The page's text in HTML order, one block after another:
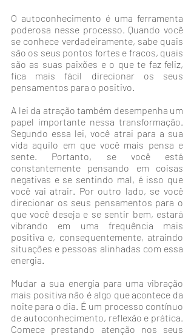
O autoconhecimento é uma ferramenta
poderosa nesse processo. Quando você
se conhece verdadeiramente, sabe quais
são os seus pontos fortes e fracos, quais
são as suas paixões e o que te faz feliz,
fica mais fácil direcionar os seus
pensamentos para o positivo.
A lei da atração também desempenha um
papel importante nessa transformação.
Segundo essa lei, você atrai para a sua
vida aquilo em que você mais pensa e
sente. Portanto, se você está
constantemente pensando em coisas
negativas e se sentindo mal, é isso que
você vai atrair. Por outro lado, se você
direcionar os seus pensamentos para o
que você deseja e se sentir bem, estará
vibrando em uma frequência mais
positiva e, consequentemente, atraindo
situações e pessoas alinhadas com essa
energia.
Mudar a sua energia para uma vibração
mais positiva não é algo que acontece da
noite para o dia. É um processo contínuo
de autoconhecimento, reflexão e prática.
Comece prestando atenção nos seus